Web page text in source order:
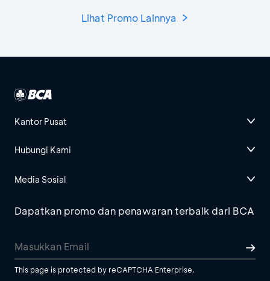
Lihat Promo Lainnya
Kantor Pusat
Hubungi Kami
Media Sosial
Dapatkan promo dan penawaran terbaik dari BCA
This page is protected by reCAPTCHA Enterprise.